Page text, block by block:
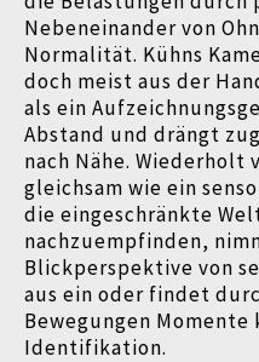
Nebeneinander von
Normalität. Kühns
doch meist aus der
als ein
Abstand und drängt
nach Nähe. Wiederholt
gleichsam wie ein
die eingeschränkte
nachzuempfinden,
Blickperspektive von
aus ein oder findet
Bewegungen
Identifikation.